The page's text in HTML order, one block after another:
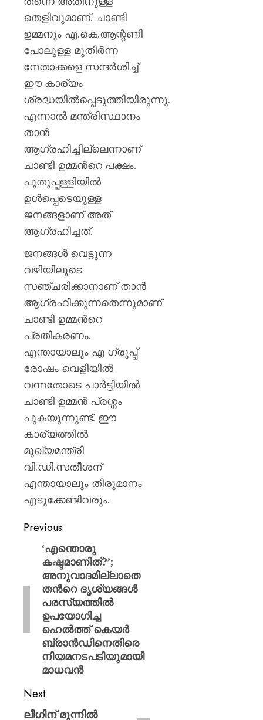
തെളിവുമാണ്. ചാണ്ടി
ഉമ്മനും എ.കെ.ആന്റണി
പോലുള്ള മുതിര്‍ന്ന
നേതാക്കളെ സന്ദര്‍ശിച്ച്
ഈ കാര്യം
ശ്രദ്ധയില്‍പ്പെടുത്തിയിരുന്നു.
എന്നാല്‍ മന്ത്രിസ്ഥാനം
താന്‍
ആഗ്രഹിച്ചില്ലെന്നാണ്
ചാണ്ടി ഉമ്മന്‍റെ പക്ഷം.
പുതുപ്പള്ളിയില്‍
ഉള്‍പ്പെടെയുള്ള
ജനങ്ങളാണ് അത്
ആഗ്രഹിച്ചത്.
ജനങ്ങൾ വെട്ടുന്ന
വഴിയിലൂടെ
സഞ്ചരിക്കാനാണ് താൻ
ആഗ്രഹിക്കുന്നതെന്നുമാണ്
ചാണ്ടി ഉമ്മന്‍റെ
പ്രതികരണം.
എന്തായാലും എ ഗ്രൂപ്പ്
രോഷം വെളിയില്‍
വന്നതോടെ പാര്‍ട്ടിയില്‍
ചാണ്ടി ഉമ്മന്‍ പ്രശ്നം
പുകയുന്നുണ്ട്. ഈ
കാര്യത്തില്‍
മുഖ്യമന്ത്രി
വി.ഡി.സതീശന്
എന്തായാലും തീരുമാനം
എടുക്കേണ്ടിവരും.
Previous
‘എന്തൊരു
കഷ്ടമാണിത്?’;
അനുവാദമില്ലാതെ
തന്‍റെ ദൃശ്യങ്ങൾ
പരസ്യത്തിൽ
ഉപയോഗിച്ച
ഹെൽത്ത് കെയർ
ബ്രാൻഡിനെതിരെ
നിയമനടപടിയുമായി
മാധവൻ
Next
ലീഗിന് മുന്നില്‍